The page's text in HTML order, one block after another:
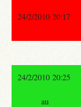
24/2/2010 20:17
24/2/2010 20:25
au